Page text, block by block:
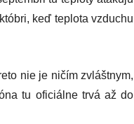
keď teplota vzduchu
nie je ničím zvláštnym,
tu oficiálne trvá až do